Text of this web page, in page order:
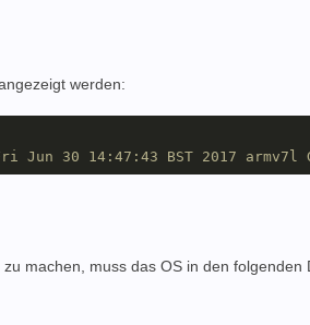
werden:
Jun 30 14:47:43 BST 2017 armv7l
machen, muss das OS in den